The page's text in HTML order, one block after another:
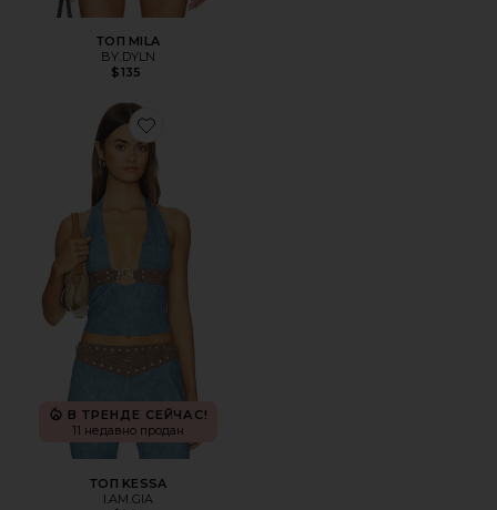
ТОП MILA
BY.DYLN
$135
Favorite ТОП KESSA
В ТРЕНДЕ СЕЙЧАС!
11 недавно продан
ТОП KESSA
I.AM.GIA